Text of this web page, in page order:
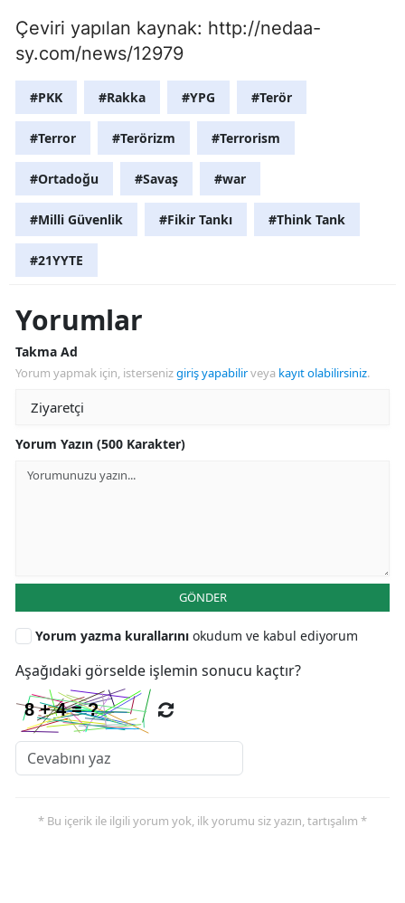
Çeviri yapılan kaynak: http://nedaa-
sy.com/news/12979
#PKK #Rakka #YPG #Terör
#Terror #Terörizm #Terrorism
#Ortadoğu #Savaş #war
#Milli Güvenlik #Fikir Tankı #Think Tank
#21YYTE
Yorumlar
Takma Ad
Yorum yapmak için, istersenizgiriş yapabilirveya kayıt olabilirsiniz.
Yorum Yazın (500 Karakter)
GÖNDER
Yorum yazma kurallarını okudum ve kabul ediyorum
Aşağıdaki görselde işlemin sonucu kaçtır?
* Bu içerik ile ilgili yorum yok, ilk yorumu siz yazın, tartışalım *